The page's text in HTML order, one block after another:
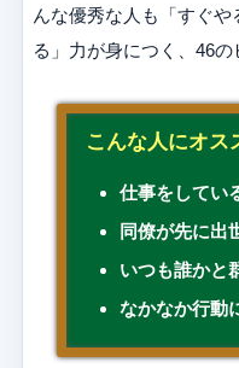
んな優秀な人も「すぐ
る」力が身につく、46の
こんな人にオス
仕事をしてい
同僚が先に出
いつも誰かと
なかなか行動